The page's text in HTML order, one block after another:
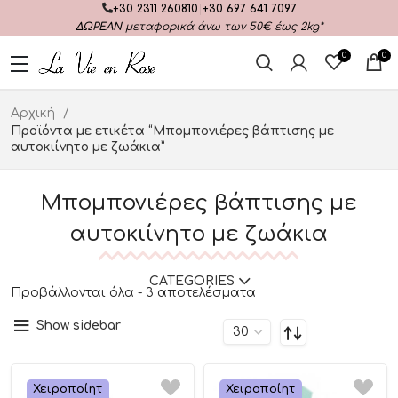
+30 2311 260810 +30 697 641 7097
ΔΩΡΕΑΝμεταφορικά άνω των 50€ έως 2kg*
0 0
Αρχική
Προϊόντα με ετικέτα “Μπομπονιέρες βάπτισης με
αυτοκιίνητο με ζωάκια”
Μπομπονιέρες βάπτισης με
αυτοκιίνητο με ζωάκια
CATEGORIES
Προβάλλονται όλα - 3 αποτελέσματα
Show sidebar
Χειροποίητ
Χειροποίητ